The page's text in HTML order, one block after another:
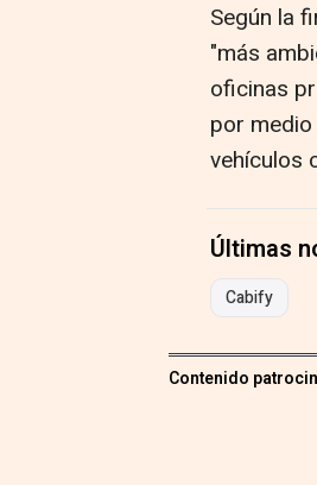
Según la
"más
oficinas
por
vehículos
Últimas
Cabify
Contenido